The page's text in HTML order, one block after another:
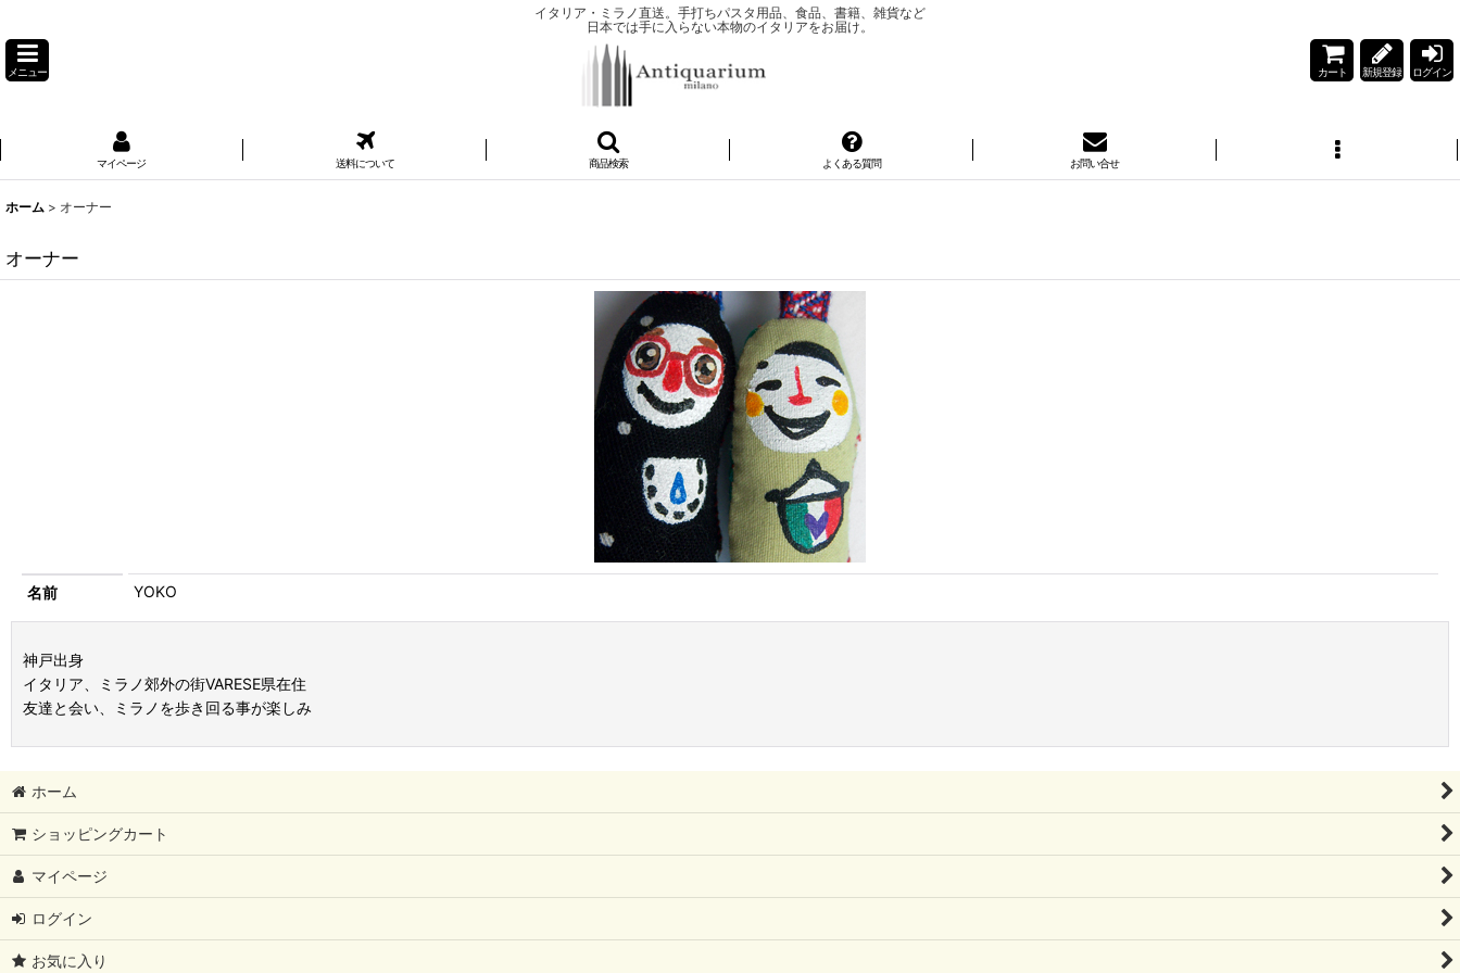
イタリア・ミラノ直送。手打ちパスタ用品、食品、書籍、雑貨など
日本では手に入らない本物のイタリアをお届け。
メニュー カート 新規登録 ログイン
マイページ 送料について 商品検索 よくある質問 お問い合せ
ホーム > オーナー
オーナー
名前 YOKO
神戸出身
イタリア、ミラノ郊外の街VARESE県在住
友達と会い、ミラノを歩き回る事が楽しみ
ホーム
ショッピングカート
マイページ
ログイン
お気に入り